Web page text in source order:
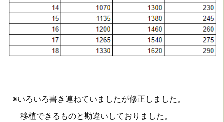
一
覧
※いろいろ書き連ねていましたが修正しました。
移植できるものと勘違いしておりました。